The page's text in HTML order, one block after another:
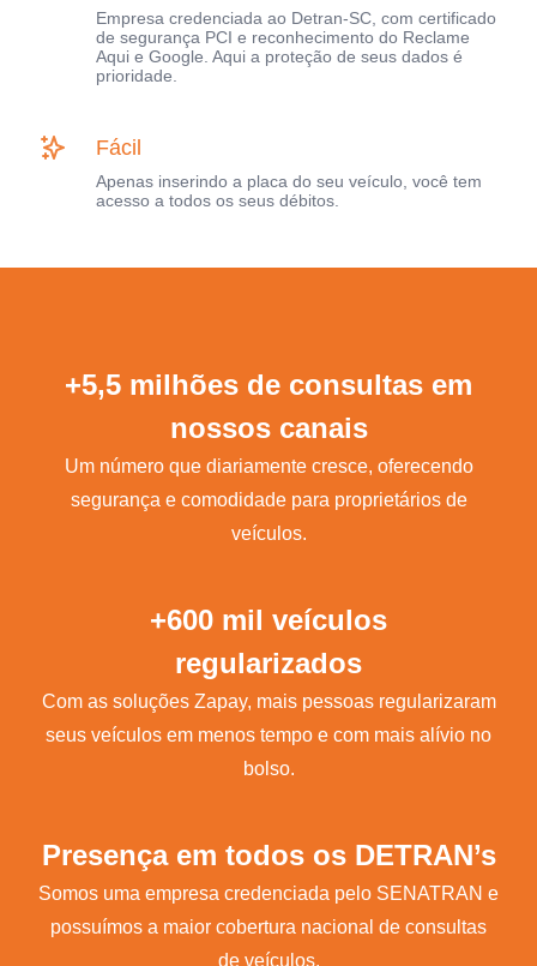
Empresa credenciada ao Detran-SC, com certificado
de segurança PCI e reconhecimento do Reclame
Aqui e Google. Aqui a proteção de seus dados é
prioridade.
Fácil
Apenas inserindo a placa do seu veículo, você tem
acesso a todos os seus débitos.
+5,5 milhões de consultas em
nossos canais
Um número que diariamente cresce, oferecendo
segurança e comodidade para proprietários de
veículos.
+600 mil veículos
regularizados
Com as soluções Zapay, mais pessoas regularizaram
seus veículos em menos tempo e com mais alívio no
bolso.
Presença em todos os DETRAN’s
Somos uma empresa credenciada pelo SENATRAN e
possuímos a maior cobertura nacional de consultas
de veículos.